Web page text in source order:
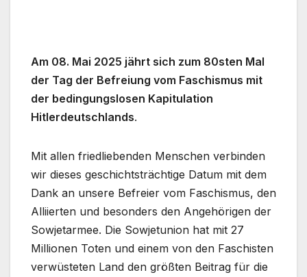
Am 08. Mai 2025 jährt sich zum 80sten Mal
der Tag der Befreiung vom Faschismus mit
der bedingungslosen Kapitulation
Hitlerdeutschlands.
Mit allen friedliebenden Menschen verbinden
wir dieses geschichtsträchtige Datum mit dem
Dank an unsere Befreier vom Faschismus, den
Alliierten und besonders den Angehörigen der
Sowjetarmee. Die Sowjetunion hat mit 27
Millionen Toten und einem von den Faschisten
verwüsteten Land den größten Beitrag für die